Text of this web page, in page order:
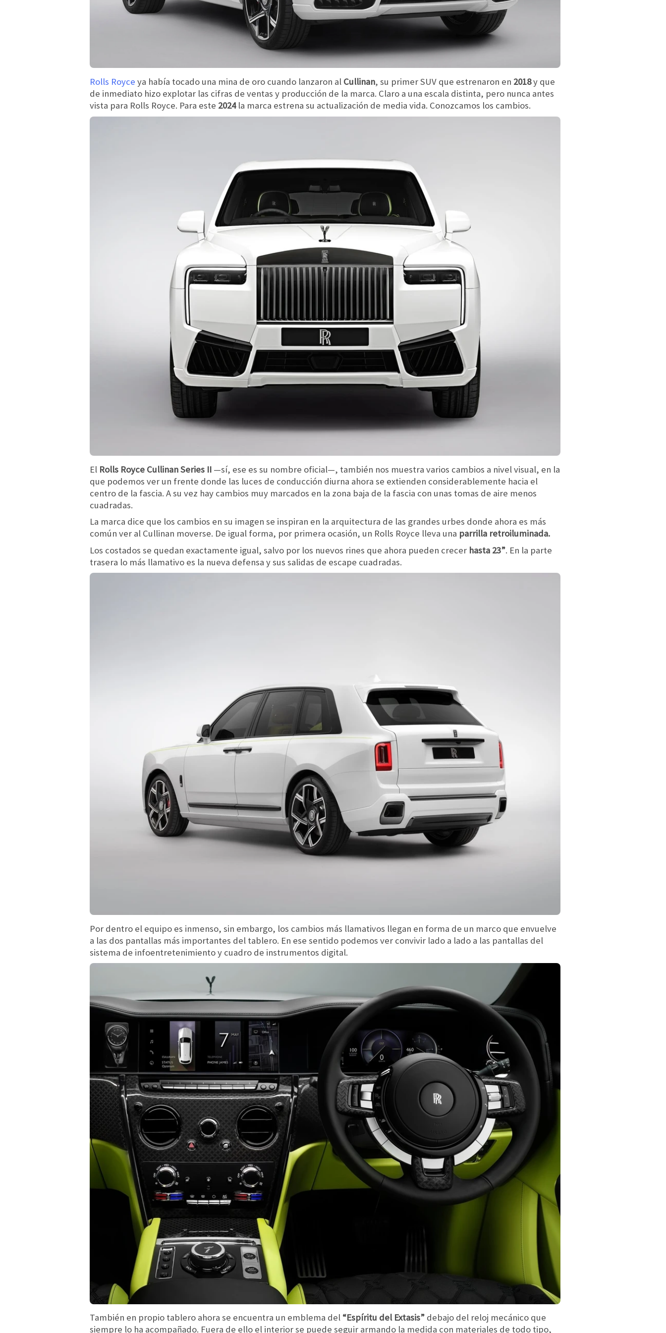
Rolls Royce ya había tocado una mina de oro cuando lanzaron al Cullinan, su primer SUV que estrenaron en 2018y que
de inmediato hizo explotar las cifras de ventas y producción de la marca. Claro a una escala distinta, pero nunca antes
vista para Rolls Royce. Para este 2024la marca estrena su actualización de media vida. Conozcamos los cambios.
El Rolls Royce Cullinan Series II —sí, ese es su nombre oficial—, también nos muestra varios cambios a nivel visual, en la
que podemos ver un frente donde las luces de conducción diurna ahora se extienden considerablemente hacia el
centro de la fascia. A su vez hay cambios muy marcados en la zona baja de la fascia con unas tomas de aire menos
cuadradas.
La marca dice que los cambios en su imagen se inspiran en la arquitectura de las grandes urbes donde ahora es más
común ver al Cullinan moverse. De igual forma, por primera ocasión, un Rolls Royce lleva una parrilla retroiluminada.
Los costados se quedan exactamente igual, salvo por los nuevos rines que ahora pueden crecer hasta 23”. En la parte
trasera lo más llamativo es la nueva defensa y sus salidas de escape cuadradas.
Por dentro el equipo es inmenso, sin embargo, los cambios más llamativos llegan en forma de un marco que envuelve
a las dos pantallas más importantes del tablero. En ese sentido podemos ver convivir lado a lado a las pantallas del
sistema de infoentretenimiento y cuadro de instrumentos digital.
También en propio tablero ahora se encuentra un emblema del “Espíritu del Extasis” debajo del reloj mecánico que
siempre lo ha acompañado. Fuera de ello el interior se puede seguir armando la medida con materiales de todo tipo,